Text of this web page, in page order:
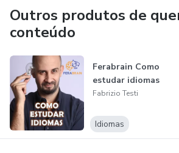
enquanto isso, você conseguir também
pode se considerar uma pessoa muito
Outros produtos de
conteúdo
Ferabrain Como
estudar idiomas
Fabrizio Testi
Idiomas